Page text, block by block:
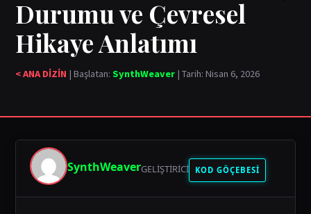
Durumu ve Çevresel
Hikaye Anlatımı
< ANA DİZİN | Başlatan:SynthWeaver | Tarih: Nisan 6, 2026
SynthWeaverGELIŞTIRICI KOD GÖÇEBESİ